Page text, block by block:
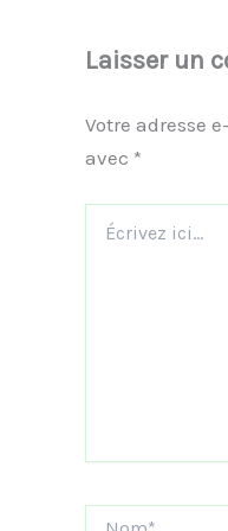
Laisser un
Votre adresse
avec *
ici…